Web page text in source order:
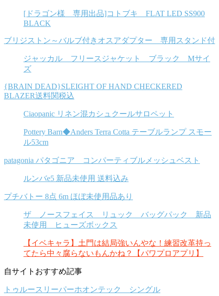
[ドラゴン様 専用出品]コトブキ FLAT LED SS900
BLACK
ブリジストン～バルブ付きオスアダプター 専用スタンド付
ジャッカル フリースジャケット ブラック Mサイ
ズ
{BRAIN DEAD}SLEIGHT OF HAND CHECKERED
BLAZER送料関税込
Ciaopanic リネン混カシュクールサロペット
Pottery Barn◆Anders Terra Cotta テーブルランプ スモー
ル53cm
patagonia パタゴニア コンパーティブルメッシュベスト
ルンバe5 新品未使用 送料込み
プチバトー 8点 6m ほぼ未使用品あり
ザ ノースフェイス リュック バッグパック 新品
未使用 ヒューズボックス
【イベキャラ】土門は結局強いんやな！練習改革持っ
てたら中々腐らないもんかね？【パワプロアプリ】
自サイトおすすめ記事
トゥルースリーパーホオンテック シングル